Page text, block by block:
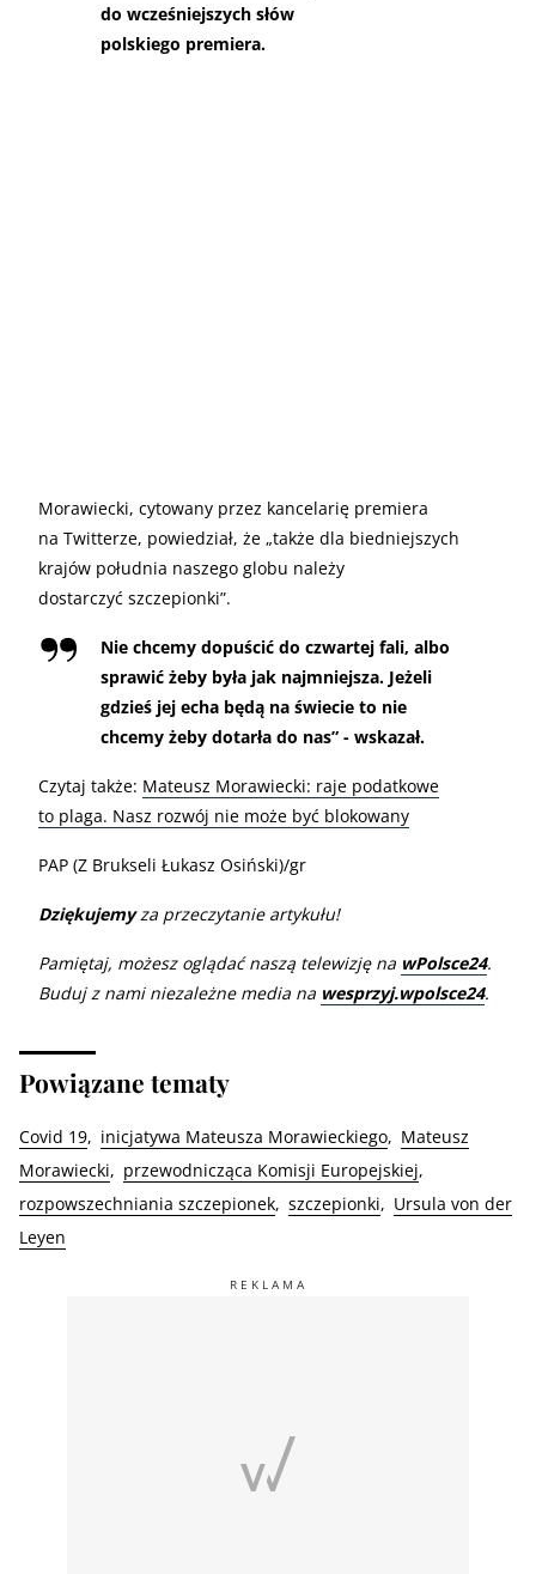
do wcześniejszych słów
polskiego premiera.
Morawiecki, cytowany przez kancelarię premiera
na Twitterze, powiedział, że „także dla biedniejszych
krajów południa naszego globu należy
dostarczyć szczepionki”.
Nie chcemy dopuścić do czwartej fali, albo
sprawić żeby była jak najmniejsza. Jeżeli
gdzieś jej echa będą na świecie to nie
chcemy żeby dotarła do nas” - wskazał.
Czytaj także: Mateusz Morawiecki: raje podatkowe
to plaga. Nasz rozwój nie może być blokowany
PAP (Z Brukseli Łukasz Osiński)/gr
Dziękujemyza przeczytanie artykułu!
Pamiętaj, możesz oglądać naszą telewizję na wPolsce24.
Buduj z nami niezależne media na wesprzyj.wpolsce24.
Powiązane tematy
Covid 19 inicjatywa Mateusza Morawieckiego
Mateusz
Morawiecki
przewodnicząca Komisji Europejskiej
rozpowszechniania szczepionek szczepionki
Ursula von der
Leyen